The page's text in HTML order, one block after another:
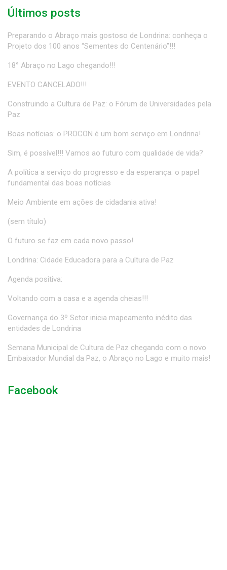
Últimos posts
Preparando o Abraço mais gostoso de Londrina: conheça o
Projeto dos 100 anos “Sementes do Centenário”!!!
18° Abraço no Lago chegando!!!
EVENTO CANCELADO!!!
Construindo a Cultura de Paz: o Fórum de Universidades pela
Paz
Boas notícias: o PROCON é um bom serviço em Londrina!
Sim, é possível!!! Vamos ao futuro com qualidade de vida?
A política a serviço do progresso e da esperança: o papel
fundamental das boas notícias
Meio Ambiente em ações de cidadania ativa!
(sem título)
O futuro se faz em cada novo passo!
Londrina: Cidade Educadora para a Cultura de Paz
Agenda positiva:
Voltando com a casa e a agenda cheias!!!
Governança do 3º Setor inicia mapeamento inédito das
entidades de Londrina
Semana Municipal de Cultura de Paz chegando com o novo
Embaixador Mundial da Paz, o Abraço no Lago e muito mais!
Facebook